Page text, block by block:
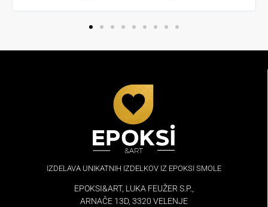
IZDELAVA UNIKATNIH IZDELKOV IZ EPOKSI SMOLE
EPOKSI&ART, LUKA FEUŽER S.P.,
ARNAČE 13D, 3320 VELENJE